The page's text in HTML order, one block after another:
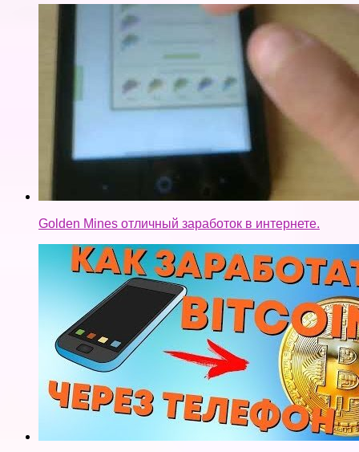
Golden Mines отличный заработок в интернете.